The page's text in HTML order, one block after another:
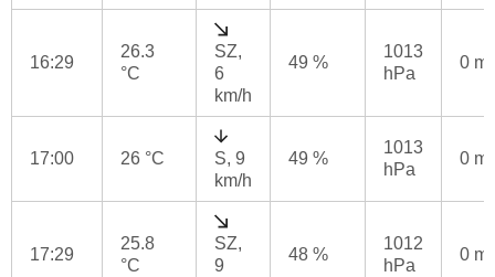
16:29
26.3
°C
SZ,
6
km/h
49 %
1013
hPa
0
17:00 26 °C
S, 9
km/h
49 %
1013
hPa
0
17:29
25.8
°C
SZ,
9
48 %
1012
hPa
0